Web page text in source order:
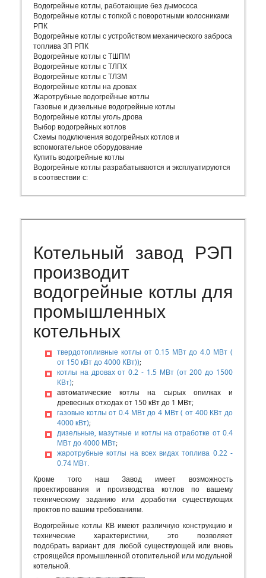
Водогрейные котлы, работающие без дымососа
Водогрейные котлы с топкой с поворотными колосниками
РПК
Водогрейные котлы с устройством механического заброса
топлива ЗП РПК
Водогрейные котлы с ТШПМ
Водогрейные котлы с ТЛПХ
Водогрейные котлы с ТЛЗМ
Водогрейные котлы на дровах
Жаротрубные водогрейные котлы
Газовые и дизельные водогрейные котлы
Водогрейные котлы уголь дрова
Выбор водогрейных котлов
Схемы подключения водогрейных котлов и
вспомогательное оборудование
Купить водогрейные котлы
Водогрейные котлы разрабатываются и эксплуатируются
в соотвествии с:
Котельный завод РЭП
производит
водогрейные котлы для
промышленных
котельных
твердотопливные котлы от 0.15 МВт до 4.0 МВт (
от 150 кВт до 4000 КВт));
котлы на дровах от 0.2 - 1.5 МВт (от 200 до 1500
КВт);
автоматические котлы на сырых опилках и
древесных отходах от 150 кВт до 1 МВт;
газовые котлы от 0.4 МВт до 4 МВт ( от 400 КВт до
4000 кВт);
дизельные, мазутные и котлы на отработке от 0.4
МВт до 4000 МВт;
жаротрубные котлы на всех видах топлива 0.22 -
0.74 МВт.
Кроме того наш Завод имеет возможность
проектирования и производства котлов по вашему
техническому заданию или доработки существующих
проктов по вашим требованиям.
Водогрейные котлы КВ имеют различную конструкцию и
технические характеристики, это позволяет
подобрать вариант для любой существующей или вновь
строящейся промышленной отопительной или модульной
котельной.